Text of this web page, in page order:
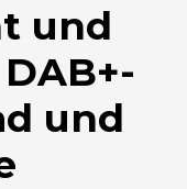
und
und